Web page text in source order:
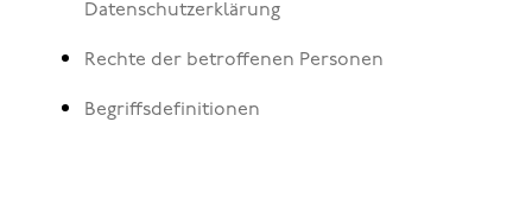
Datenschutzerklärung
Rechte der betroffenen Personen
Begriffsdefinitionen